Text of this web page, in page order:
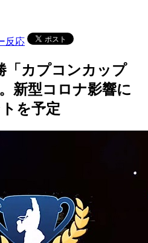
反応
「カプコンカップ
新型コロナ影響に
を予定